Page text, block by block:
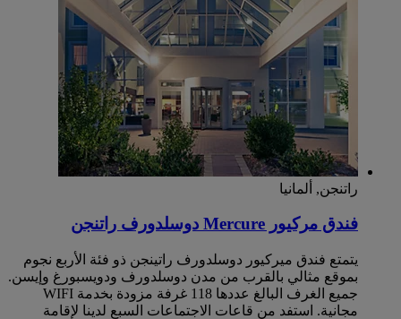
راتنجن, ألمانيا
فندق مركيور Mercure دوسلدورف راتنجن
يتمتع فندق ميركيور دوسلدورف راتينجن ذو فئة الأربع نجوم
بموقع مثالي بالقرب من مدن دوسلدورف ودويسبورغ وإيسن.
جميع الغرف البالغ عددها 118 غرفة مزودة بخدمة WIFI
مجانية. استفد من قاعات الاجتماعات السبع لدينا لإقامة